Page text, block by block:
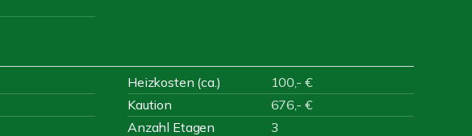
Heizkosten (ca.)
100,- €
Kaution
676,- €
Anzahl Etagen
3